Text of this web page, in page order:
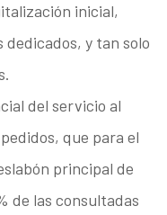
inicial,
y tan solo
del servicio al
que para el
principal de
de las consultadas